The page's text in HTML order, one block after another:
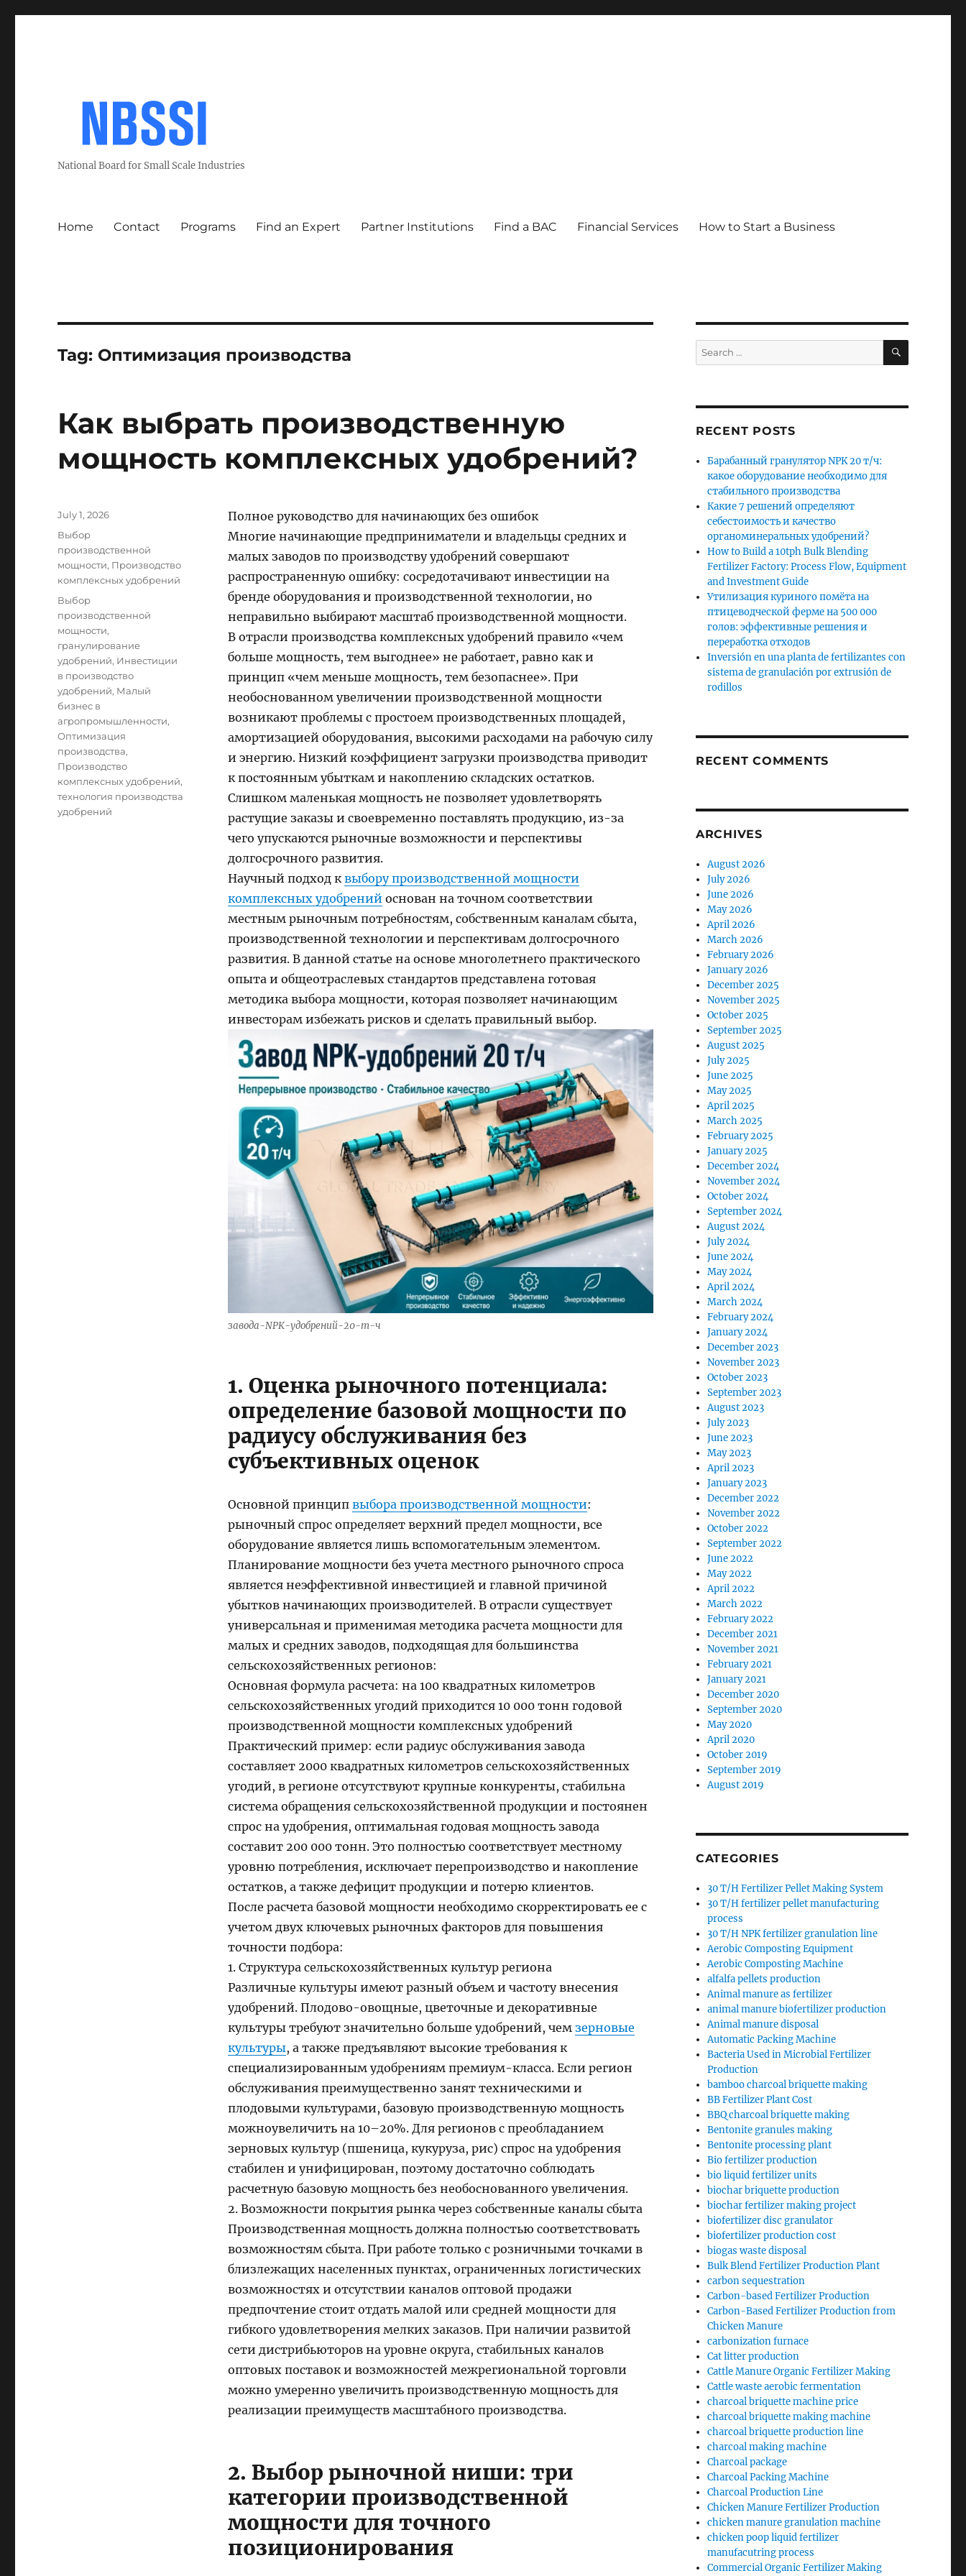
National Board for Small Scale Industries
Home Contact Programs Find an Expert Partner Institutions Find a BAC Financial Services How to Start a Business
Tag: Оптимизация производства
Как выбрать производственную
мощность комплексных удобрений?
Полное руководство для начинающих без ошибок
Многие начинающие предприниматели и владельцы средних и
малых заводов по производству удобрений совершают
распространенную ошибку: сосредотачивают инвестиции на
бренде оборудования и производственной технологии, но
неправильно выбирают масштаб производственной мощности.
В отрасли производства комплексных удобрений правило «чем
больше мощность, тем выгоднее» не работает, равно как и
принцип «чем меньше мощность, тем безопаснее». При
необоснованном увеличении производственной мощности
возникают проблемы с простоем производственных площадей,
амортизацией оборудования, высокими расходами на рабочую силу
и энергию. Низкий коэффициент загрузки производства приводит
к постоянным убыткам и накоплению складских остатков.
Слишком маленькая мощность не позволяет удовлетворять
растущие заказы и своевременно поставлять продукцию, из-за
чего упускаются рыночные возможности и перспективы
долгосрочного развития.
Научный подход квыбору производственной мощности
комплексных удобрений основан на точном соответствии
местным рыночным потребностям, собственным каналам сбыта,
производственной технологии и перспективам долгосрочного
развития. В данной статье на основе многолетнего практического
опыта и общеотраслевых стандартов представлена готовая
методика выбора мощности, которая позволяет начинающим
инвесторам избежать рисков и сделать правильный выбор.
завода-NPK-удобрений-20-т-ч
1. Оценка рыночного потенциала:
определение базовой мощности по
радиусу обслуживания без
субъективных оценок
Основной принцип выбора производственной мощности:
рыночный спрос определяет верхний предел мощности, все
оборудование является лишь вспомогательным элементом.
Планирование мощности без учета местного рыночного спроса
является неэффективной инвестицией и главной причиной
убытков начинающих производителей. В отрасли существует
универсальная и применимая методика расчета мощности для
малых и средних заводов, подходящая для большинства
сельскохозяйственных регионов:
Основная формула расчета: на 100 квадратных километров
сельскохозяйственных угодий приходится 10 000 тонн годовой
производственной мощности комплексных удобрений
Практический пример: если радиус обслуживания завода
составляет 2000 квадратных километров сельскохозяйственных
угодий, в регионе отсутствуют крупные конкуренты, стабильна
система обращения сельскохозяйственной продукции и постоянен
спрос на удобрения, оптимальная годовая мощность завода
составит 200 000 тонн. Это полностью соответствует местному
уровню потребления, исключает перепроизводство и накопление
остатков, а также дефицит продукции и потерю клиентов.
После расчета базовой мощности необходимо скорректировать ее с
учетом двух ключевых рыночных факторов для повышения
точности подбора:
1. Структура сельскохозяйственных культур региона
Различные культуры имеют разный объем и частоту внесения
удобрений. Плодово-овощные, цветочные и декоративные
культуры требуют значительно больше удобрений, чем зерновые
культуры, а также предъявляют высокие требования к
специализированным удобрениям премиум-класса. Если регион
обслуживания преимущественно занят техническими и
плодовыми культурами, базовую производственную мощность
можноувеличить на 10–20%. Для регионов с преобладанием
зерновых культур (пшеница, кукуруза, рис) спрос на удобрения
стабилен и унифицирован, поэтому достаточно соблюдать
расчетную базовую мощность без необоснованного увеличения.
2. Возможности покрытия рынка через собственные каналы сбыта
Производственная мощность должна полностью соответствовать
возможностям сбыта. При работе только с розничными точками в
близлежащих населенных пунктах, ограниченных логистических
возможностях и отсутствии каналов оптовой продажи
предпочтение стоит отдать малой или средней мощности для
гибкого удовлетворения мелких заказов. При наличии развитой
сети дистрибьюторов на уровне округа, стабильных каналов
оптовых поставок и возможностей межрегиональной торговли
можно умеренно увеличить производственную мощность для
реализации преимуществ масштабного производства.
2. Выбор рыночной ниши: три
категории производственной
мощности для точного
позиционирования
Posted
July 1, 2026
Categories
Выбор
производственной
мощности, Производство
комплексных удобрений
Tags
Выбор
производственной
мощности,
гранулирование
удобрений, Инвестиции
в производство
удобрений, Малый
бизнес в
агропромышленности,
Оптимизация
производства,
Производство
комплексных удобрений,
технология производства
удобрений
Search
for:
SEARCH
RECENT POSTS
Барабанный гранулятор NPK 20 т/ч:
какое оборудование необходимо для
стабильного производства
Какие 7 решений определяют
себестоимость и качество
органоминеральных удобрений?
How to Build a 10tph Bulk Blending
Fertilizer Factory: Process Flow, Equipment
and Investment Guide
Утилизация куриного помёта на
птицеводческой ферме на 500 000
голов: эффективные решения и
переработка отходов
Inversión en una planta de fertilizantes con
sistema de granulación por extrusión de
rodillos
RECENT COMMENTS
ARCHIVES
August 2026
July 2026
June 2026
May 2026
April 2026
March 2026
February 2026
January 2026
December 2025
November 2025
October 2025
September 2025
August 2025
July 2025
June 2025
May 2025
April 2025
March 2025
February 2025
January 2025
December 2024
November 2024
October 2024
September 2024
August 2024
July 2024
June 2024
May 2024
April 2024
March 2024
February 2024
January 2024
December 2023
November 2023
October 2023
September 2023
August 2023
July 2023
June 2023
May 2023
April 2023
January 2023
December 2022
November 2022
October 2022
September 2022
June 2022
May 2022
April 2022
March 2022
February 2022
December 2021
November 2021
February 2021
January 2021
December 2020
September 2020
May 2020
April 2020
October 2019
September 2019
August 2019
CATEGORIES
30 T/H Fertilizer Pellet Making System
30 T/H fertilizer pellet manufacturing
process
30 T/H NPK fertilizer granulation line
Aerobic Composting Equipment
Aerobic Composting Machine
alfalfa pellets production
Animal manure as fertilizer
animal manure biofertilizer production
Animal manure disposal
Automatic Packing Machine
Bacteria Used in Microbial Fertilizer
Production
bamboo charcoal briquette making
BB Fertilizer Plant Cost
BBQ charcoal briquette making
Bentonite granules making
Bentonite processing plant
Bio fertilizer production
bio liquid fertilizer units
biochar briquette production
biochar fertilizer making project
biofertilizer disc granulator
biofertilizer production cost
biogas waste disposal
Bulk Blend Fertilizer Production Plant
carbon sequestration
Carbon-based Fertilizer Production
Carbon-Based Fertilizer Production from
Chicken Manure
carbonization furnace
Cat litter production
Cattle Manure Organic Fertilizer Making
Cattle waste aerobic fermentation
charcoal briquette machine price
charcoal briquette making machine
charcoal briquette production line
charcoal making machine
Charcoal package
Charcoal Packing Machine
Charcoal Production Line
Chicken Manure Fertilizer Production
chicken manure granulation machine
chicken poop liquid fertilizer
manufacutring process
Commercial Organic Fertilizer Making